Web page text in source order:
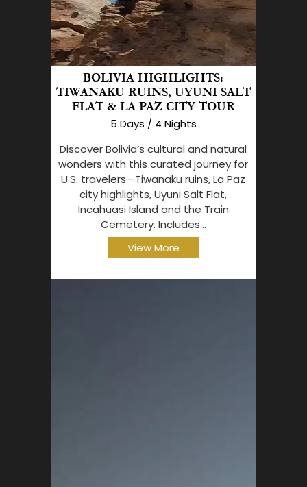
BOLIVIA HIGHLIGHTS:
TIWANAKU RUINS, UYUNI SALT
FLAT & LA PAZ CITY TOUR
5 Days / 4 Nights
Discover Bolivia’s cultural and natural
wonders with this curated journey for
U.S. travelers—Tiwanaku ruins, La Paz
city highlights, Uyuni Salt Flat,
Incahuasi Island and the Train
Cemetery. Includes...
View More